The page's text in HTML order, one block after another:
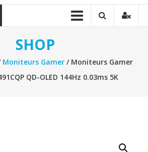
SHOP
Moniteurs Gamer/ Moniteurs Gamer
QD-OLED 144Hz 0.03ms 5K